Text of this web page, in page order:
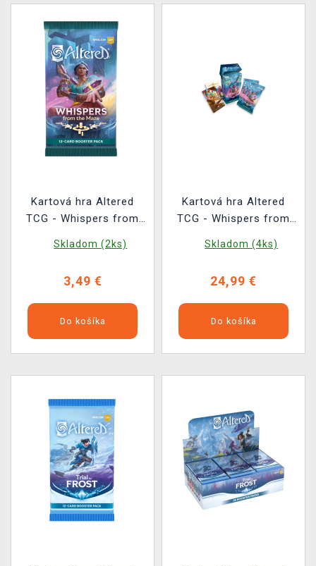
Kartová hra Altered
TCG - Whispers from
Skladom (2ks)
3,49 €
Do košíka
Kartová hra Altered
TCG - Whispers from
Kit
Skladom (4ks)
24,99 €
Do košíka